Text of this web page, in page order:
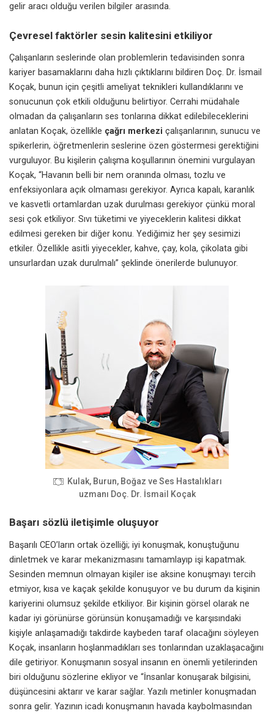
gelir aracı olduğu verilen bilgiler arasında.
Çevresel faktörler sesin kalitesini etkiliyor
Çalışanların seslerinde olan problemlerin tedavisinden sonra
kariyer basamaklarını daha hızlı çıktıklarını bildiren Doç. Dr. İsmail
Koçak, bunun için çeşitli ameliyat teknikleri kullandıklarını ve
sonucunun çok etkili olduğunu belirtiyor. Cerrahi müdahale
olmadan da çalışanların ses tonlarına dikkat edilebileceklerini
anlatan Koçak, özellikle çağrı merkezi çalışanlarının, sunucu ve
spikerlerin, öğretmenlerin seslerine özen göstermesi gerektiğini
vurguluyor. Bu kişilerin çalışma koşullarının önemini vurgulayan
Koçak, “Havanın belli bir nem oranında olması, tozlu ve
enfeksiyonlara açık olmaması gerekiyor. Ayrıca kapalı, karanlık
ve kasvetli ortamlardan uzak durulması gerekiyor çünkü moral
sesi çok etkiliyor. Sıvı tüketimi ve yiyeceklerin kalitesi dikkat
edilmesi gereken bir diğer konu. Yediğimiz her şey sesimizi
etkiler. Özellikle asitli yiyecekler, kahve, çay, kola, çikolata gibi
unsurlardan uzak durulmalı” şeklinde önerilerde bulunuyor.
Kulak, Burun, Boğaz ve Ses Hastalıkları
uzmanı Doç. Dr. İsmail Koçak
Başarı sözlü iletişimle oluşuyor
Başarılı CEO’ların ortak özelliği; iyi konuşmak, konuştuğunu
dinletmek ve karar mekanizmasını tamamlayıp işi kapatmak.
Sesinden memnun olmayan kişiler ise aksine konuşmayı tercih
etmiyor, kısa ve kaçak şekilde konuşuyor ve bu durum da kişinin
kariyerini olumsuz şekilde etkiliyor. Bir kişinin görsel olarak ne
kadar iyi görünürse görünsün konuşamadığı ve karşısındaki
kişiyle anlaşamadığı takdirde kaybeden taraf olacağını söyleyen
Koçak, insanların hoşlanmadıkları ses tonlarından uzaklaşacağını
dile getiriyor. Konuşmanın sosyal insanın en önemli yetilerinden
biri olduğunu sözlerine ekliyor ve “İnsanlar konuşarak bilgisini,
düşüncesini aktarır ve karar sağlar. Yazılı metinler konuşmadan
sonra gelir. Yazının icadı konuşmanın havada kaybolmasından